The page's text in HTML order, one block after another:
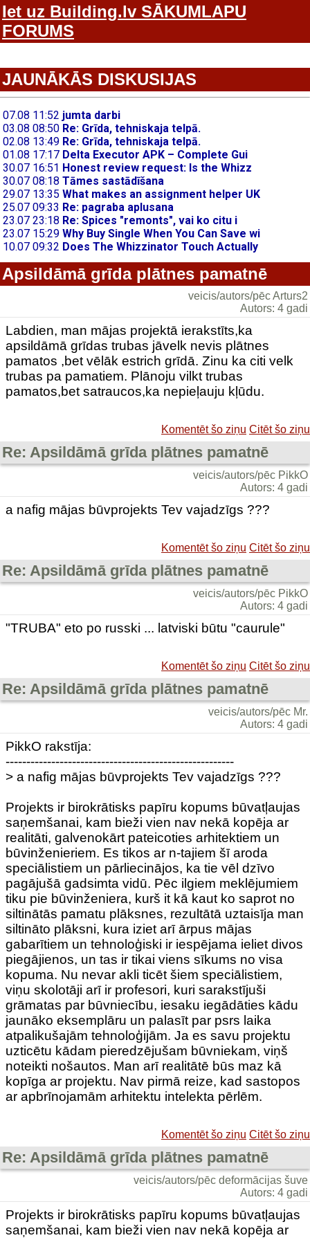
Iet uz Building.lv SĀKUMLAPU
FORUMS
JAUNĀKĀS DISKUSIJAS
Apsildāmā grīda plātnes pamatnē
veicis/autors/pēc Arturs2
Autors: 4 gadi
Labdien, man mājas projektā ierakstīts,ka
apsildāmā grīdas trubas jāvelk nevis plātnes
pamatos ,bet vēlāk estrich grīdā. Zinu ka citi velk
trubas pa pamatiem. Plānoju vilkt trubas
pamatos,bet satraucos,ka nepieļauju kļūdu.
Komentēt šo ziņu Citēt šo ziņu
Re: Apsildāmā grīda plātnes pamatnē
veicis/autors/pēc PikkO
Autors: 4 gadi
a nafig mājas būvprojekts Tev vajadzīgs ???
Komentēt šo ziņu Citēt šo ziņu
Re: Apsildāmā grīda plātnes pamatnē
veicis/autors/pēc PikkO
Autors: 4 gadi
"TRUBA" eto po russki ... latviski būtu "caurule"
Komentēt šo ziņu Citēt šo ziņu
Re: Apsildāmā grīda plātnes pamatnē
veicis/autors/pēc Mr.
Autors: 4 gadi
PikkO rakstīja:
-------------------------------------------------------
> a nafig mājas būvprojekts Tev vajadzīgs ???
Projekts ir birokrātisks papīru kopums būvatļaujas
saņemšanai, kam bieži vien nav nekā kopēja ar
realitāti, galvenokārt pateicoties arhitektiem un
būvinženieriem. Es tikos ar n-tajiem šī aroda
speciālistiem un pārliecinājos, ka tie vēl dzīvo
pagājušā gadsimta vidū. Pēc ilgiem meklējumiem
tiku pie būvinženiera, kurš it kā kaut ko saprot no
siltinātās pamatu plāksnes, rezultātā uztaisīja man
siltināto plāksni, kura iziet arī ārpus mājas
gabarītiem un tehnoloģiski ir iespējama ieliet divos
piegājienos, un tas ir tikai viens sīkums no visa
kopuma. Nu nevar akli ticēt šiem speciālistiem,
viņu skolotāji arī ir profesori, kuri sarakstījuši
grāmatas par būvniecību, iesaku iegādāties kādu
jaunāko eksemplāru un palasīt par psrs laika
atpalikušajām tehnoloģijām. Ja es savu projektu
uzticētu kādam pieredzējušam būvniekam, viņš
noteikti nošautos. Man arī realitātē būs maz kā
kopīga ar projektu. Nav pirmā reize, kad sastopos
ar apbrīnojamām arhitektu intelekta pērlēm.
Komentēt šo ziņu Citēt šo ziņu
Re: Apsildāmā grīda plātnes pamatnē
veicis/autors/pēc deformācijas šuve
Autors: 4 gadi
Projekts ir birokrātisks papīru kopums būvatļaujas
saņemšanai, kam bieži vien nav nekā kopēja ar